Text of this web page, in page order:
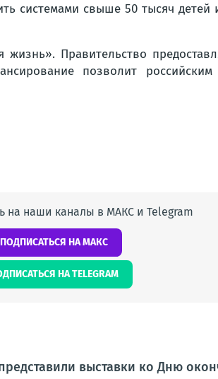
системами свыше 50 тысяч
Правительство
позволит
на наши каналы в МАКС и Telegram
ПОДПИСАТЬСЯ НА МАКС
НА TELEGRAM
выставки ко Дню